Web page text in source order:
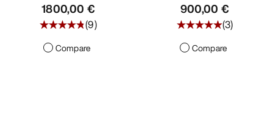
1800,00 €
(9)
Compare
900,00 €
(3)
Compare